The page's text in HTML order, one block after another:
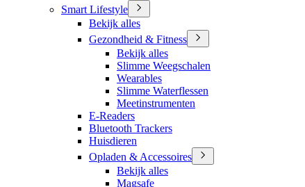
Smart Lifestyle
Bekijk alles
Gezondheid & Fitness
Bekijk alles
Slimme Weegschalen
Wearables
Slimme Waterflessen
Meetinstrumenten
E-Readers
Bluetooth Trackers
Huisdieren
Opladen & Accessoires
Bekijk alles
Magsafe